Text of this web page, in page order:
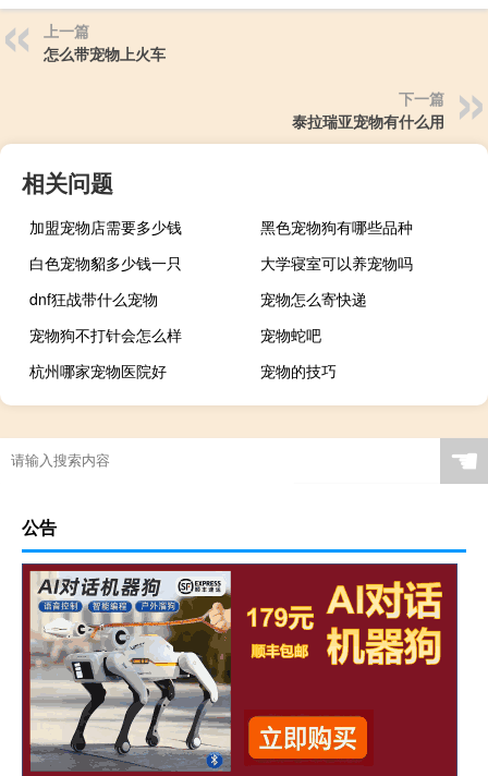
上一篇
怎么带宠物上火车
下一篇
泰拉瑞亚宠物有什么用
相关问题
加盟宠物店需要多少钱
黑色宠物狗有哪些品种
白色宠物貂多少钱一只
大学寝室可以养宠物吗
dnf狂战带什么宠物
宠物怎么寄快递
宠物狗不打针会怎么样
宠物蛇吧
杭州哪家宠物医院好
宠物的技巧
☚
公告